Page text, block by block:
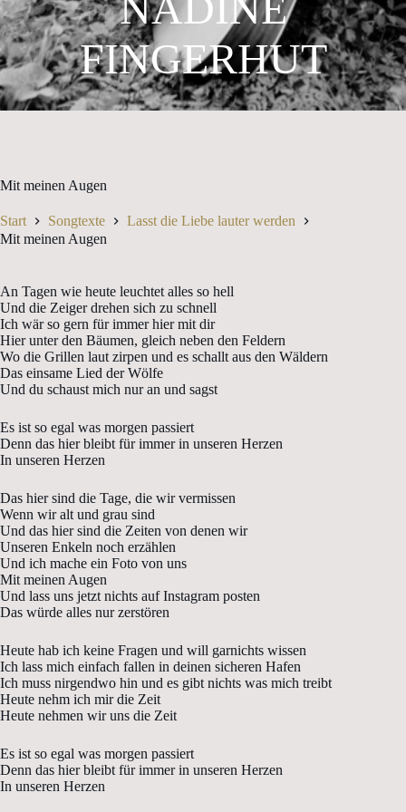
FINGERHUT
Mit meinen Augen
Start Songtexte
Lasst die Liebe lauter werden
Mit meinen Augen
An Tagen wie heute leuchtet alles so hell
Und die Zeiger drehen sich zu schnell
Ich wär so gern für immer hier mit dir
Hier unter den Bäumen, gleich neben den Feldern
Wo die Grillen laut zirpen und es schallt aus den Wäldern
Das einsame Lied der Wölfe
Und du schaust mich nur an und sagst
Es ist so egal was morgen passiert
Denn das hier bleibt für immer in unseren Herzen
In unseren Herzen
Das hier sind die Tage, die wir vermissen
Wenn wir alt und grau sind
Und das hier sind die Zeiten von denen wir
Unseren Enkeln noch erzählen
Und ich mache ein Foto von uns
Mit meinen Augen
Und lass uns jetzt nichts auf Instagram posten
Das würde alles nur zerstören
Heute hab ich keine Fragen und will garnichts wissen
Ich lass mich einfach fallen in deinen sicheren Hafen
Ich muss nirgendwo hin und es gibt nichts was mich treibt
Heute nehm ich mir die Zeit
Heute nehmen wir uns die Zeit
Es ist so egal was morgen passiert
Denn das hier bleibt für immer in unseren Herzen
In unseren Herzen